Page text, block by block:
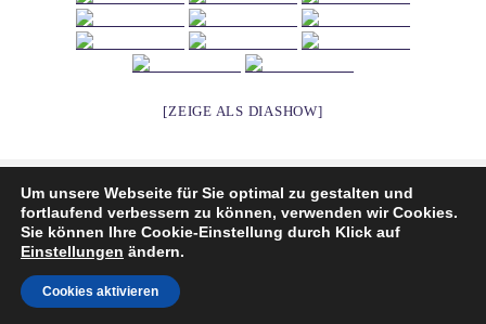
[ZEIGE ALS DIASHOW]
Veröffentlicht
am
28. Juli 2017 Autor
S.Zier
Beitragsnavigation
Vorherige
SEITE4
Stolz präsentiert von WordPress
Um unsere Webseite für Sie optimal zu gestalten und
fortlaufend verbessern zu können, verwenden wir Cookies.
Sie können Ihre Cookie-Einstellung durch Klick auf
Einstellungen ändern.
Cookies aktivieren